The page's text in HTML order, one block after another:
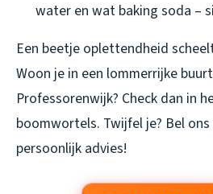
water en wat baking soda –
Een beetje oplettendheid
Woon je in een lommerrijke
Professorenwijk? Check dan in
boomwortels. Twijfel je? Bel
persoonlijk advies!